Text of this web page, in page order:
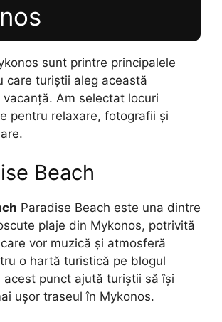
sunt printre principalele
care turiștii aleg această
Am selectat locuri
pentru relaxare, fotografii și
Beach
Paradise Beach este una dintre
plaje din Mykonos, potrivită
vor muzică și atmosferă
o hartă turistică pe blogul
acest punct ajută turiștii să își
ușor traseul în Mykonos.